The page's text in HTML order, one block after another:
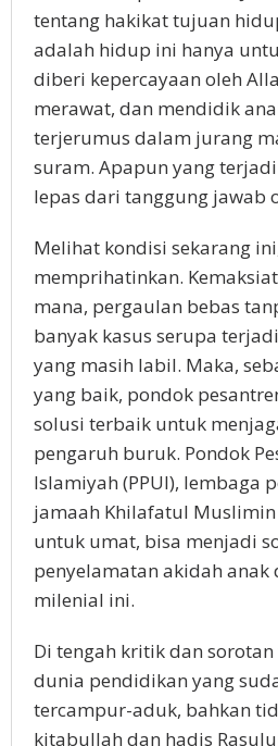
tentang hakikat tujuan
adalah hidup ini hanya
diberi kepercayaan oleh
merawat, dan mendidik
terjerumus dalam jurang
suram. Apapun yang
lepas dari tanggung jawab
Melihat kondisi sekarang
memprihatinkan.
mana, pergaulan bebas
banyak kasus serupa
yang masih labil. Maka,
yang baik, pondok
solusi terbaik untuk
pengaruh buruk. Pondok
Islamiyah (PPUI), lembaga
jamaah Khilafatul Muslimin
untuk umat, bisa menjadi
penyelamatan akidah anak
milenial ini.
Di tengah kritik dan
dunia pendidikan yang
tercampur-aduk, bahkan
kitabullah dan hadis